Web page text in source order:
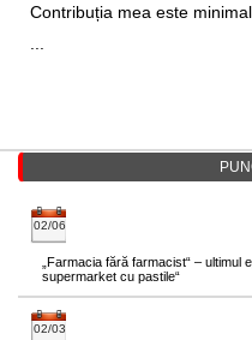
Contribuția mea este
02/06
„Farmacia fără farmacist“ –
supermarket cu pastile“
02/03